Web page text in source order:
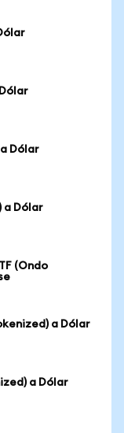
Dólar
a Dólar
(Ondo
a Dólar
a Dólar